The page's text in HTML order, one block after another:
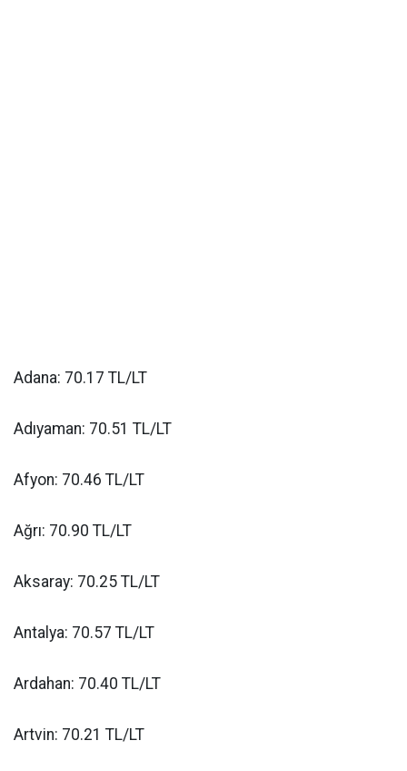
Adana: 70.17 TL/LT
Adıyaman: 70.51 TL/LT
Afyon: 70.46 TL/LT
Ağrı: 70.90 TL/LT
Aksaray: 70.25 TL/LT
Antalya: 70.57 TL/LT
Ardahan: 70.40 TL/LT
Artvin: 70.21 TL/LT